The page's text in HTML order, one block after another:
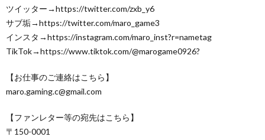
ツイッター→https://twitter.com/zxb_y6
サブ垢→https://twitter.com/maro_game3
インスタ→https://instagram.com/maro_inst?r=nametag
TikTok→https://www.tiktok.com/@marogame0926?
【お仕事のご連絡はこちら】
maro.gaming.c@gmail.com
【ファンレター等の宛先はこちら】
〒150-0001